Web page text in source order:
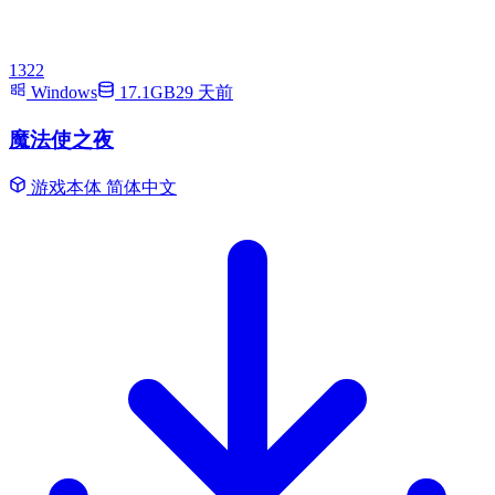
1322
Windows
17.1GB29 天前
魔法使之夜
游戏本体 简体中文